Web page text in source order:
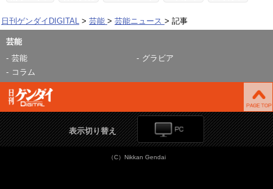
日刊ゲンダイDIGITAL 芸能 芸能ニュース 記事
芸能
芸能
グラビア
コラム
表示切り替え
（C）Nikkan Gendai